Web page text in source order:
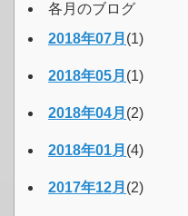
各月のブログ
2018年07月 (1)
2018年05月 (1)
2018年04月 (2)
2018年01月 (4)
2017年12月 (2)